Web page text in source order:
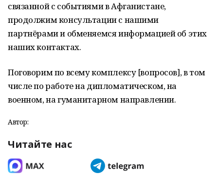
связанной с событиями в Афганистане,
продолжим консультации с нашими
партнёрами и обменяемся информацией об этих
наших контактах.
Поговорим по всему комплексу [вопросов], в том
числе по работе на дипломатическом, на
военном, на гуманитарном направлении.
Автор:
Читайте нас